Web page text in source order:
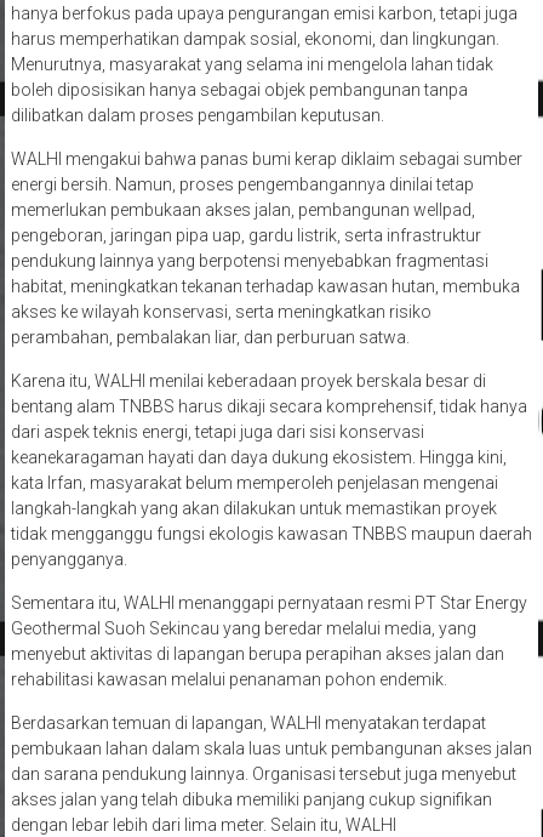
hanya berfokus pada upaya pengurangan emisi karbon, tetapi juga
harus memperhatikan dampak sosial, ekonomi, dan lingkungan.
Menurutnya, masyarakat yang selama ini mengelola lahan tidak
boleh diposisikan hanya sebagai objek pembangunan tanpa
dilibatkan dalam proses pengambilan keputusan.
WALHI mengakui bahwa panas bumi kerap diklaim sebagai sumber
energi bersih. Namun, proses pengembangannya dinilai tetap
memerlukan pembukaan akses jalan, pembangunan wellpad,
pengeboran, jaringan pipa uap, gardu listrik, serta infrastruktur
pendukung lainnya yang berpotensi menyebabkan fragmentasi
habitat, meningkatkan tekanan terhadap kawasan hutan, membuka
akses ke wilayah konservasi, serta meningkatkan risiko
perambahan, pembalakan liar, dan perburuan satwa.
Karena itu, WALHI menilai keberadaan proyek berskala besar di
bentang alam TNBBS harus dikaji secara komprehensif, tidak hanya
dari aspek teknis energi, tetapi juga dari sisi konservasi
keanekaragaman hayati dan daya dukung ekosistem. Hingga kini,
kata Irfan, masyarakat belum memperoleh penjelasan mengenai
langkah-langkah yang akan dilakukan untuk memastikan proyek
tidak mengganggu fungsi ekologis kawasan TNBBS maupun daerah
penyangganya.
Sementara itu, WALHI menanggapi pernyataan resmi PT Star Energy
Geothermal Suoh Sekincau yang beredar melalui media, yang
menyebut aktivitas di lapangan berupa perapihan akses jalan dan
rehabilitasi kawasan melalui penanaman pohon endemik.
Berdasarkan temuan di lapangan, WALHI menyatakan terdapat
pembukaan lahan dalam skala luas untuk pembangunan akses jalan
dan sarana pendukung lainnya. Organisasi tersebut juga menyebut
akses jalan yang telah dibuka memiliki panjang cukup signifikan
dengan lebar lebih dari lima meter. Selain itu, WALHI